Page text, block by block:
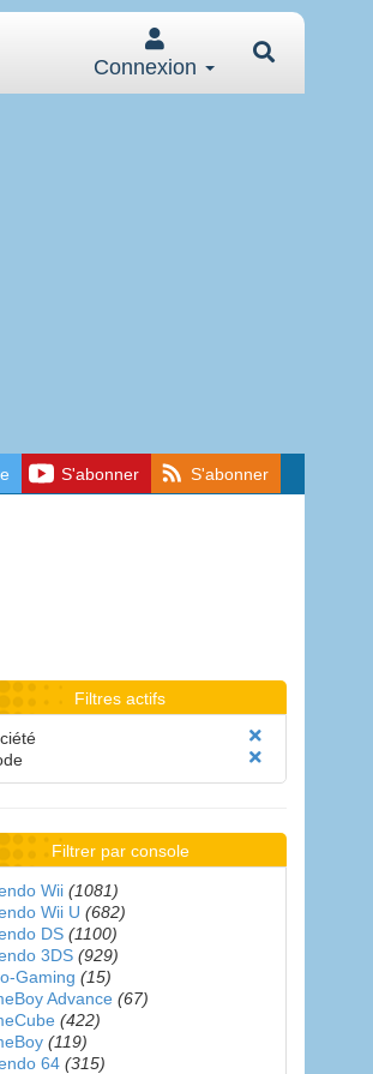
Connexion
S'abonner S'abonner
Filtres actifs
Filtrer par console
Wii (1081)
Wii U (682)
DS (1100)
3DS (929)
Gaming (15)
Advance (67)
(422)
(119)
64 (315)